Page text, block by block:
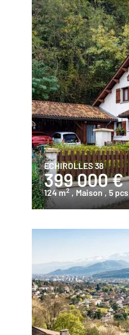
ECHIROLLES 38
399 000 €
124 m2 , Maison , 5 pcs